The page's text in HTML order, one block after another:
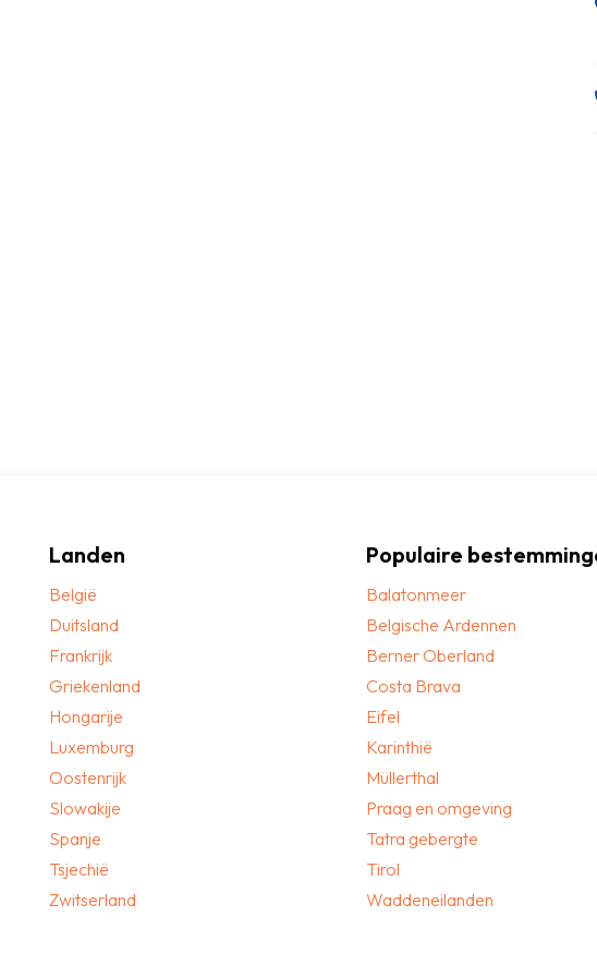
Landen
België
Duitsland
Frankrijk
Griekenland
Hongarije
Luxemburg
Oostenrijk
Slowakije
Spanje
Tsjechië
Zwitserland
Populaire
Balatonmeer
Belgische Ardennen
Berner Oberland
Costa Brava
Eifel
Karinthië
Müllerthal
Praag en omgeving
Tatra gebergte
Tirol
Waddeneilanden